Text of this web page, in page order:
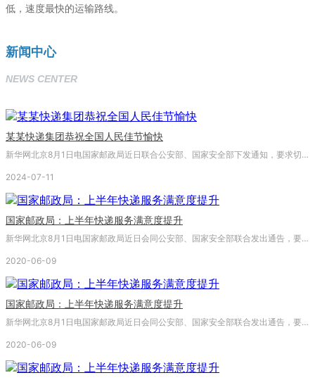
低，速度最快的运输路线。
新闻中心
NEWS CENTER
某某快递集团恭祝全国人民佳节愉快
新华网北京8月1日电国家邮政局近日联合公安部、国家安全部下发通知，要求切实维护南京青奥会期间邮件安全，严格执行收寄查验制度。《通知》要求邮政、快递企业严格执行禁止和限制寄递规定，严格执行收寄查验制度。
2024-07-11
国家邮政局：上半年快递服务满意度提升
新华网北京8月1日电国家邮政局近日会同公安部、国家安全部联合发出通告，要求切实维护南京青奥会期间的寄递物品安全，严格落实收寄验视制度。《通告》要求邮政企业、快递企业严格执行关于禁止、限制寄递物品的规定，严格落实收寄验视制度。
2020-06-09
国家邮政局：上半年快递服务满意度提升
新华网北京8月1日电国家邮政局近日会同公安部、国家安全部联合发出通告，要求切实维护南京青奥会期间的寄递物品安全，严格落实收寄验视制度。《通告》要求邮政企业、快递企业严格执行关于禁止、限制寄递物品的规定，严格落实收寄验视制度。
2020-06-09